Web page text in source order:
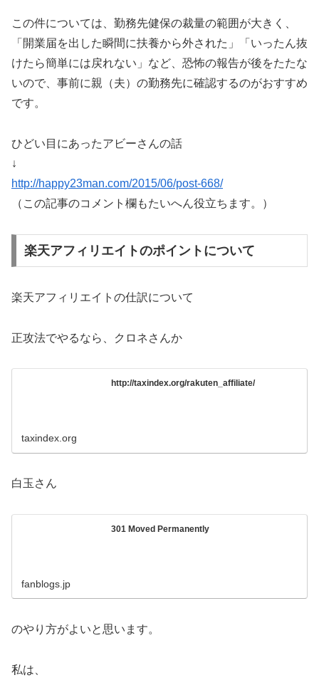
この件については、勤務先健保の裁量の範囲が大きく、
「開業届を出した瞬間に扶養から外された」「いったん抜
けたら簡単には戻れない」など、恐怖の報告が後をたたな
いので、事前に親（夫）の勤務先に確認するのがおすすめ
です。
ひどい目にあったアビーさんの話
↓
http://happy23man.com/2015/06/post-668/
（この記事のコメント欄もたいへん役立ちます。）
楽天アフィリエイトのポイントについて
楽天アフィリエイトの仕訳について
正攻法でやるなら、クロネさんか
http://taxindex.org/rakuten_affiliate/
taxindex.org
白玉さん
301 Moved Permanently
fanblogs.jp
のやり方がよいと思います。
私は、